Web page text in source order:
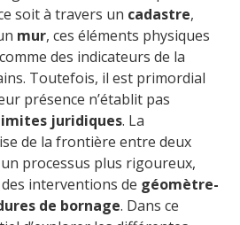
soit à travers un cadastre,
mur, ces éléments physiques
des indicateurs de la
Toutefois, il est primordial
présence n’établit pas
juridiques. La
de la frontière entre deux
processus plus rigoureux,
interventions de géomètre-
de bornage. Dans ce